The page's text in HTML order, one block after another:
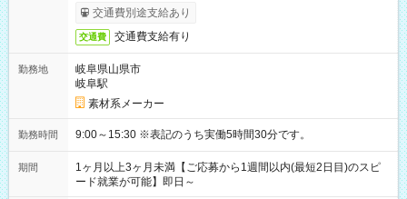
交通費別途支給あり
交通費 交通費支給有り
勤務地
岐阜県山県市
岐阜駅
素材系メーカー
勤務時間 9:00～15:30 ※表記のうち実働5時間30分です。
期間
1ヶ月以上3ヶ月未満【ご応募から1週間以内(最短2日目)のスピ
ード就業が可能】即日～